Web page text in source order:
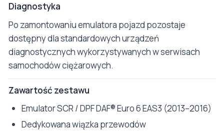
Diagnostyka
Po zamontowaniu emulatora pojazd pozostaje
dostępny dla standardowych urządzeń
diagnostycznych wykorzystywanych w serwisach
samochodów ciężarowych.
Zawartość zestawu
Emulator SCR / DPF DAF® Euro 6 EAS3 (2013–2016)
Dedykowana wiązka przewodów